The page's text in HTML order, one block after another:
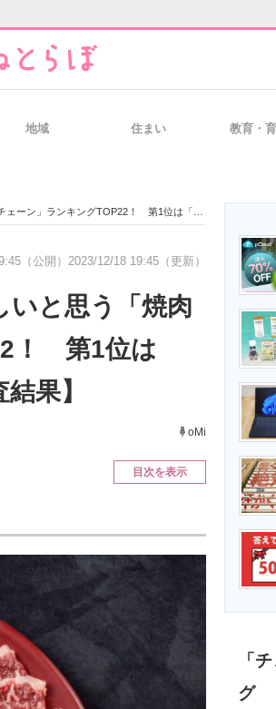
経営リーダーのコミュ
製造業のIT導入・活用
エネルギーの専門メデ
地域 住まい 教育・
グTOP22！ 第1位は「叙々苑」【2023年最新調査結果】
（公開） 2023/12/18 19:45（更新）
いと思う「焼肉
！ 第1位は
果】
oMi
目次を表示
「
グ